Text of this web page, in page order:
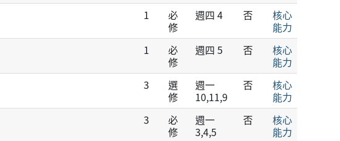
1
必
修
週四 4 否
核心
能力
1
必
修
週四 5 否
核心
能力
3
選
修
週一
10,11,9
否
核心
能力
3
必
修
週一
3,4,5
否
核心
能力